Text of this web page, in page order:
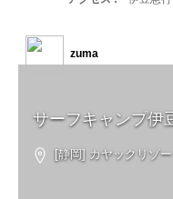
サーフキャンプ伊
[静岡] カヤックリゾ
zuma